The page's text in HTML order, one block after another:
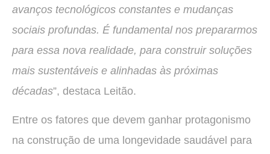
avanços tecnológicos constantes e mudanças
sociais profundas. É fundamental nos prepararmos
para essa nova realidade, para construir soluções
mais sustentáveis e alinhadas às próximas
décadas”, destaca Leitão.
Entre os fatores que devem ganhar protagonismo
na construção de uma longevidade saudável para